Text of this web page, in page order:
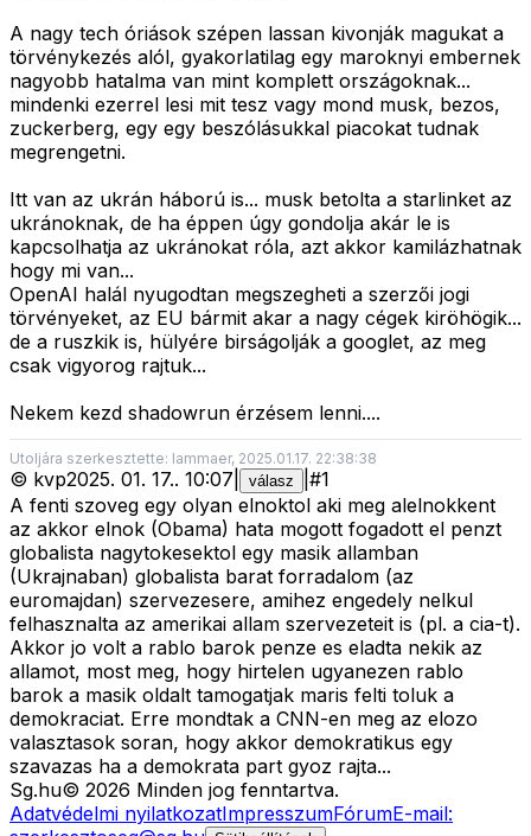
A nagy tech óriások szépen lassan kivonják magukat a
törvénykezés alól, gyakorlatilag egy maroknyi embernek
nagyobb hatalma van mint komplett országoknak...
mindenki ezerrel lesi mit tesz vagy mond musk, bezos,
zuckerberg, egy egy beszólásukkal piacokat tudnak
megrengetni.
Itt van az ukrán háború is... musk betolta a starlinket az
ukránoknak, de ha éppen úgy gondolja akár le is
kapcsolhatja az ukránokat róla, azt akkor kamilázhatnak
hogy mi van...
OpenAI halál nyugodtan megszegheti a szerzői jogi
törvényeket, az EU bármit akar a nagy cégek kiröhögik...
de a ruszkik is, hülyére birságolják a googlet, az meg
csak vigyorog rajtuk...
Nekem kezd shadowrun érzésem lenni....
Utoljára szerkesztette: lammaer, 2025.01.17. 22:38:38
© kvp2025. 01. 17.. 10:07 válasz #1
A fenti szoveg egy olyan elnoktol aki meg alelnokkent
az akkor elnok (Obama) hata mogott fogadott el penzt
globalista nagytokesektol egy masik allamban
(Ukrajnaban) globalista barat forradalom (az
euromajdan) szervezesere, amihez engedely nelkul
felhasznalta az amerikai allam szervezeteit is (pl. a cia-t).
Akkor jo volt a rablo barok penze es eladta nekik az
allamot, most meg, hogy hirtelen ugyanezen rablo
barok a masik oldalt tamogatjak maris felti toluk a
demokraciat. Erre mondtak a CNN-en meg az elozo
valasztasok soran, hogy akkor demokratikus egy
szavazas ha a demokrata part gyoz rajta...
Sg.hu© 2026 Minden jog fenntartva.
Adatvédelmi nyilatkozatImpresszumFórumE-mail: